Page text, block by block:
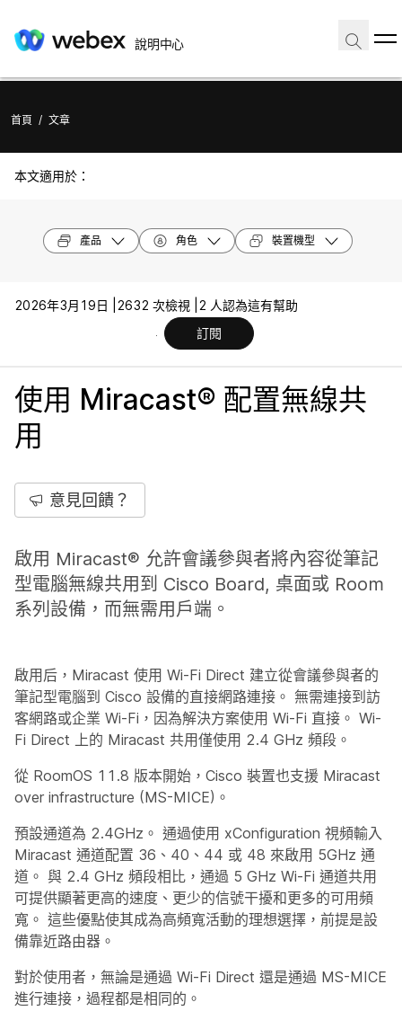
說明中心
首頁 / 文章
本文適用於：
產品 角色 裝置機型
2026年3月19日 | 2632 次檢視 |
2 人認為這有幫助
訂閱
使用 Miracast® 配置無線共
用
意見回饋？
啟用 Miracast® 允許會議參與者將內容從筆記
型電腦無線共用到 Cisco Board, 桌面或 Room
系列設備，而無需用戶端。
啟用后，Miracast 使用 Wi-Fi Direct 建立從會議參與者的
筆記型電腦到 Cisco 設備的直接網路連接。 無需連接到訪
客網路或企業 Wi-Fi，因為解決方案使用 Wi-Fi 直接。 Wi-
Fi Direct 上的 Miracast 共用僅使用 2.4 GHz 頻段。
從 RoomOS 11.8 版本開始，Cisco 裝置也支援 Miracast
over infrastructure (MS-MICE)。
預設通道為 2.4GHz。 通過使用 xConfiguration 視頻輸入
Miracast 通道配置 36、40、44 或 48 來啟用 5GHz 通
道。 與 2.4 GHz 頻段相比，通過 5 GHz Wi-Fi 通道共用
可提供顯著更高的速度、更少的信號干擾和更多的可用頻
寬。 這些優點使其成為高頻寬活動的理想選擇，前提是設
備靠近路由器。
對於使用者，無論是通過 Wi-Fi Direct 還是通過 MS-MICE
進行連接，過程都是相同的。